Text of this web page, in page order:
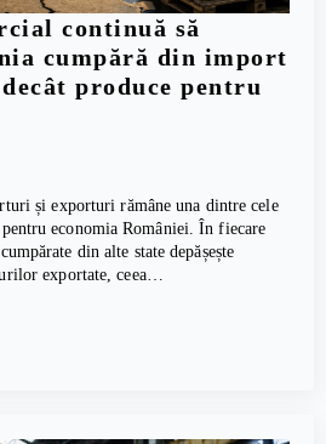
continuă să
cumpără din import
produce pentru
și exporturi rămâne una dintre cele
economia României. În fiecare
din alte state depășește
exportate, ceea…